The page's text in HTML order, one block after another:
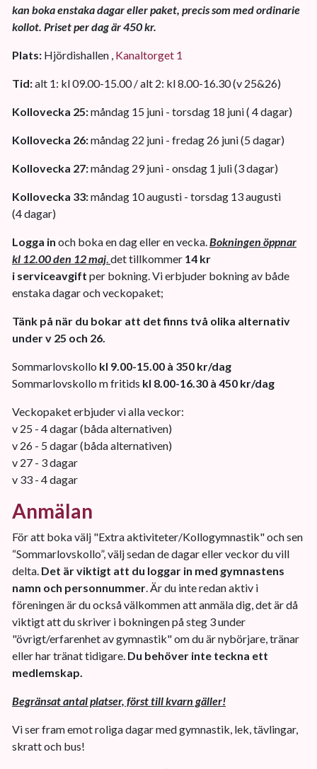
kan boka enstaka dagar eller paket, precis som med ordinarie
kollot. Priset per dag är 450 kr.
Plats: Hjördishallen , Kanaltorget 1
Tid:alt 1: kl 09.00-15.00 / alt 2: kl 8.00-16.30 (v 25&26)
Kollovecka 25:måndag 15 juni - torsdag 18 juni ( 4 dagar)
Kollovecka 26:måndag 22 juni - fredag 26 juni (5 dagar)
Kollovecka 27:måndag 29 juni - onsdag 1 juli (3 dagar)
Kollovecka 33:måndag 10 augusti - torsdag 13 augusti
(4 dagar)
Logga in och boka en dag eller en vecka. Bokningen öppnar
kl 12.00 den 12 maj det tillkommer 14 kr
i serviceavgift per bokning. Vi erbjuder bokning av både
enstaka dagar och veckopaket;
Tänk på när du bokar att det finns två olika alternativ
under v 25 och 26.
Sommarlovskollo kl 9.00-15.00 à 350 kr/dag
Sommarlovskollo m fritids kl 8.00-16.30 à 450 kr/dag
Veckopaket erbjuder vi alla veckor:
v 25 - 4 dagar (båda alternativen)
v 26 - 5 dagar (båda alternativen)
v 27 - 3 dagar
v 33 - 4 dagar
Anmälan
För att boka välj "Extra aktiviteter/Kollogymnastik" och sen
“Sommarlovskollo”, välj sedan de dagar eller veckor du vill
delta. Det är viktigt att du loggar in med gymnastens
namn och personnummer . Är du inte redan aktiv i
föreningen är du också välkommen att anmäla dig, det är då
viktigt att du skriver i bokningen på steg 3 under
"övrigt/erfarenhet av gymnastik" om du är nybörjare, tränar
eller har tränat tidigare. Du behöver inte teckna ett
medlemskap.
Begränsat antal platser, först till kvarn gäller!
Vi ser fram emot roliga dagar med gymnastik, lek, tävlingar,
skratt och bus!